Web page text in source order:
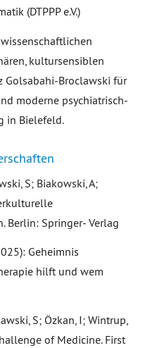
(DTPPP e.V.)
kultursensiblen
Golsabahi-Broclawski für
moderne psychiatrisch-
in Bielefeld.
S; Biakowski, A;
Berlin: Springer- Verlag
Geheimnis
hilft und wem
S; Özkan, I; Wintrup,
of Medicine. First